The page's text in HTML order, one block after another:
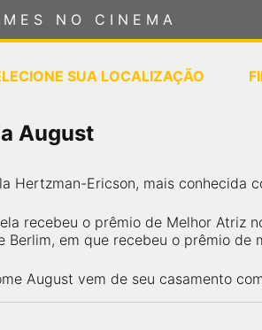
NO CINEMA
SUA LOCALIZAÇÃO
August
Hertzman-Ericson, mais conhecida
recebeu o prêmio de Melhor Atriz
Berlim, em que recebeu o prêmio
August vem de seu casamento